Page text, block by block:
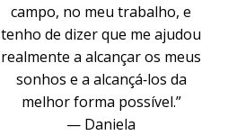
campo, no meu trabalho, e
tenho de dizer que me ajudou
realmente a alcançar os meus
sonhos e a alcançá‑los da
melhor forma possível.”
— Daniela